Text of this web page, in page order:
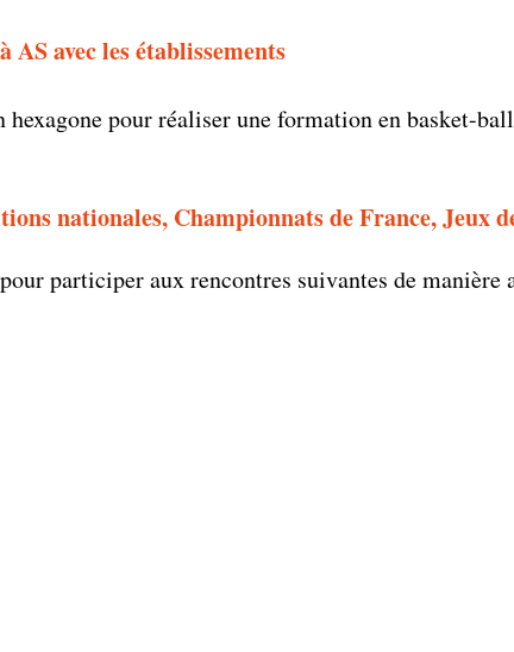
AS avec les établissements
pour réaliser une formation en basket-
nationales, Championnats de France, Jeux
participer aux rencontres suivantes de manière